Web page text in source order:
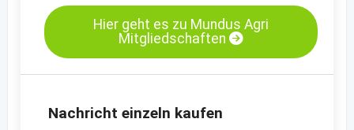
Hier geht es zu Mundus Agri
Mitgliedschaften
Nachricht einzeln kaufen